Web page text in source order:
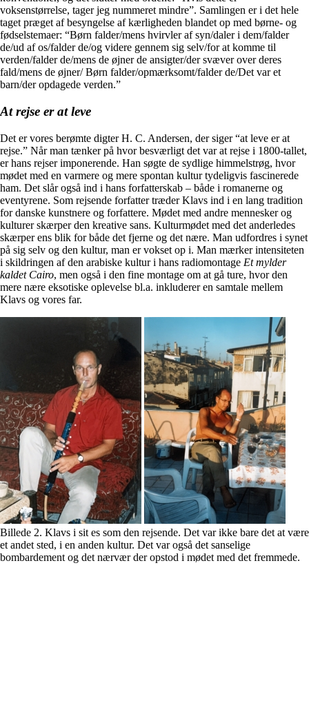
voksenstørrelse, tager jeg nummeret mindre”. Samlingen er i det hele
taget præget af besyngelse af kærligheden blandet op med børne- og
fødselstemaer: “Børn falder/mens hvirvler af syn/daler i dem/falder
de/ud af os/falder de/og videre gennem sig selv/for at komme til
verden/falder de/mens de øjner de ansigter/der svæver over deres
fald/mens de øjner/ Børn falder/opmærksomt/falder de/Det var et
barn/der opdagede verden.”
At rejse er at leve
Det er vores berømte digter H. C. Andersen, der siger “at leve er at
rejse.” Når man tænker på hvor besværligt det var at rejse i 1800-tallet,
er hans rejser imponerende. Han søgte de sydlige himmelstrøg, hvor
mødet med en varmere og mere spontan kultur tydeligvis fascinerede
ham. Det slår også ind i hans forfatterskab – både i romanerne og
eventyrene. Som rejsende forfatter træder Klavs ind i en lang tradition
for danske kunstnere og forfattere. Mødet med andre mennesker og
kulturer skærper den kreative sans. Kulturmødet med det anderledes
skærper ens blik for både det fjerne og det nære. Man udfordres i synet
på sig selv og den kultur, man er vokset op i. Man mærker intensiteten
i skildringen af den arabiske kultur i hans radiomontage Et mylder
kaldet Cairo, men også i den fine montage om at gå ture, hvor den
mere nære eksotiske oplevelse bl.a. inkluderer en samtale mellem
Klavs og vores far.
Billede 2. Klavs i sit es som den rejsende. Det var ikke bare det at være
et andet sted, i en anden kultur. Det var også det sanselige
bombardement og det nærvær der opstod i mødet med det fremmede.